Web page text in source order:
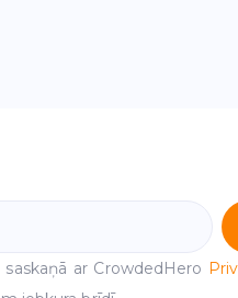
ar CrowdedHero